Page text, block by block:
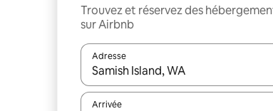
Trouvez et réservez des
sur Airbnb
Adresse
Lorsque les résultats s'affichent,
Arrivée